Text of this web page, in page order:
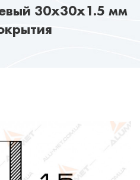
30х30х1.5 мм